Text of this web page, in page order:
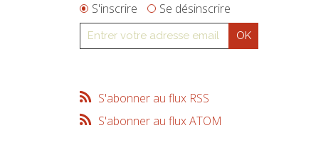
S'inscrire Se désinscrire
S'abonner au flux RSS
S'abonner au flux ATOM